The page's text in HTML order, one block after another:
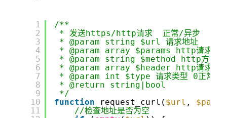
1
2
3
4
5
6
7
8
9
10
11
/**
* 发送https/http请求  正常/异步
* @param string $url 请求地址
* @param array $params http请求数
* @param string $method http方法
* @param array $header http请求头
* @param int $type 请求类型 0正常，1
* @return string|bool
*/
function
request_curl( $url ,
//检查地址是否为空